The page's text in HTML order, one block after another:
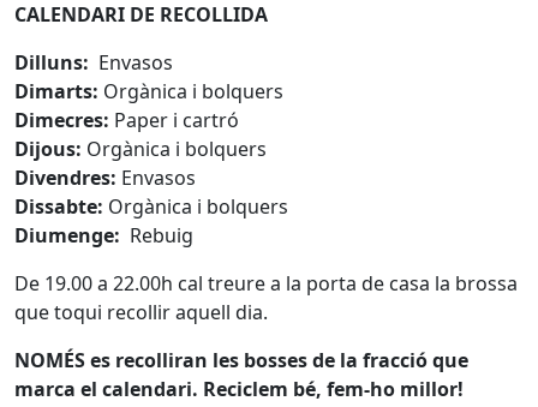
CALENDARI DE RECOLLIDA
Dilluns: Envasos
Dimarts: Orgànica i bolquers
Dimecres: Paper i cartró
Dijous: Orgànica i bolquers
Divendres: Envasos
Dissabte: Orgànica i bolquers
Diumenge: Rebuig
De 19.00 a 22.00h cal treure a la porta de casa la brossa
que toqui recollir aquell dia.
NOMÉS es recolliran les bosses de la fracció que
marca el calendari. Reciclem bé, fem-ho millor!